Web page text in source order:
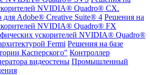
NVIDIA® Quadro® CX.
для Adobe® Creative Suite® 4 Решения на
NVIDIA® Quadro® FX
ускорителей NVIDIA® Quadro®
Fermi Решения на базе
Касперского" Контроллер
видеостены Промышленный